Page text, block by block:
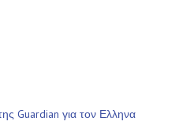
Guardian για τον Ελληνα